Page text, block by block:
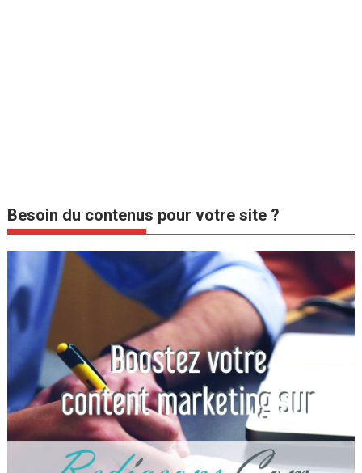
Besoin du contenus pour votre site ?